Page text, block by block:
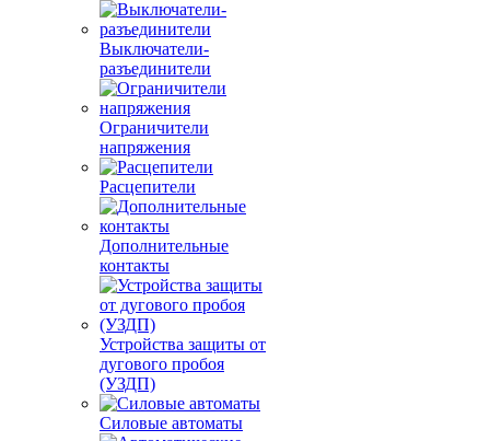
Выключатели-
разъединители
Ограничители
напряжения
Расцепители
Дополнительные
контакты
Устройства защиты от
дугового пробоя
(УЗДП)
Силовые автоматы